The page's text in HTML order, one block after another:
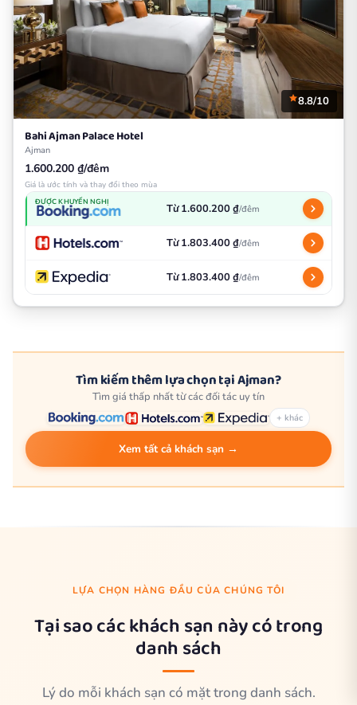
8.8/10
Bahi Ajman Palace Hotel
Ajman
1.600.200 ₫/đêm
Giá là ước tính và thay đổi theo mùa
ĐƯỢC KHUYẾN NGHỊ Từ 1.600.200 ₫/đêm
Từ 1.803.400 ₫/đêm
Từ 1.803.400 ₫/đêm
Tìm kiếm thêm lựa chọn tại Ajman?
Tìm giá thấp nhất từ các đối tác uy tín
+ khác
Xem tất cả khách sạn →
LỰA CHỌN HÀNG ĐẦU CỦA CHÚNG TÔI
Tại sao các khách sạn này có trong
danh sách
Lý do mỗi khách sạn có mặt trong danh sách.